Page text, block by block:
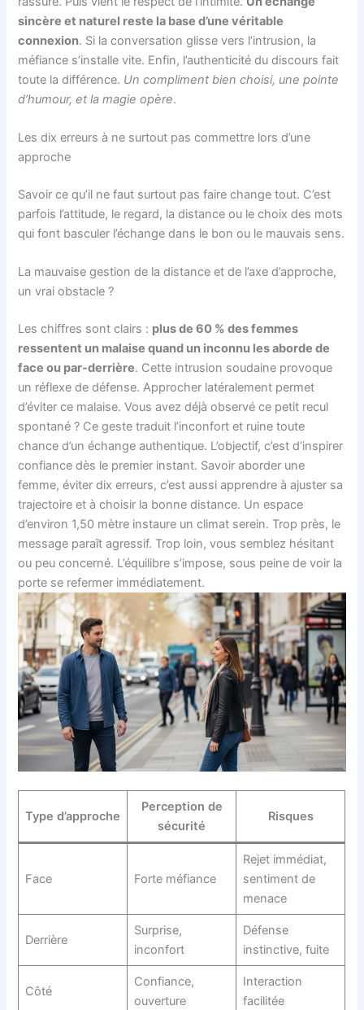
sincère et naturel reste la base d’une véritable
connexion. Si la conversation glisse vers l’intrusion, la
méfiance s’installe vite. Enfin, l’authenticité du discours fait
toute la différence. Un compliment bien choisi, une pointe
d’humour, et la magie opère.
Les dix erreurs à ne surtout pas commettre lors d’une
approche
Savoir ce qu’il ne faut surtout pas faire change tout. C’est
parfois l’attitude, le regard, la distance ou le choix des mots
qui font basculer l’échange dans le bon ou le mauvais sens.
La mauvaise gestion de la distance et de l’axe d’approche,
un vrai obstacle ?
Les chiffres sont clairs : plus de 60 % des femmes
ressentent un malaise quand un inconnu les aborde de
face ou par-derrière. Cette intrusion soudaine provoque
un réflexe de défense. Approcher latéralement permet
d’éviter ce malaise. Vous avez déjà observé ce petit recul
spontané ? Ce geste traduit l’inconfort et ruine toute
chance d’un échange authentique. L’objectif, c’est d’inspirer
confiance dès le premier instant. Savoir aborder une
femme, éviter dix erreurs, c’est aussi apprendre à ajuster sa
trajectoire et à choisir la bonne distance. Un espace
d’environ 1,50 mètre instaure un climat serein. Trop près, le
message paraît agressif. Trop loin, vous semblez hésitant
ou peu concerné. L’équilibre s’impose, sous peine de voir la
porte se refermer immédiatement.
Type d’approche
Perception de
sécurité
Risques
Face Forte méfiance
Rejet immédiat,
sentiment de
menace
Derrière
Surprise,
inconfort
Défense
instinctive, fuite
Côté
Confiance,
ouverture
Interaction
facilitée